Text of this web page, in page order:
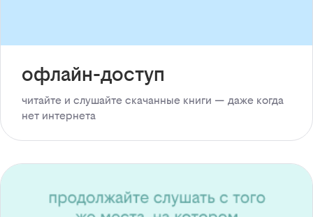
офлайн-доступ
читайте и слушайте скачанные книги — даже когда
нет интернета